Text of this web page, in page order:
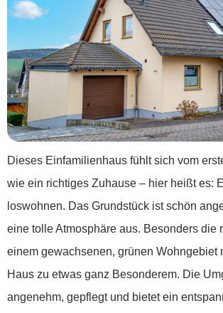
Dieses Einfamilienhaus fühlt sich vom
wie ein richtiges Zuhause – hier heißt es:
loswohnen. Das Grundstück ist schön
eine tolle Atmosphäre aus. Besonders die
einem gewachsenen, grünen Wohngebiet
Haus zu etwas ganz Besonderem. Die
angenehm, gepflegt und bietet ein